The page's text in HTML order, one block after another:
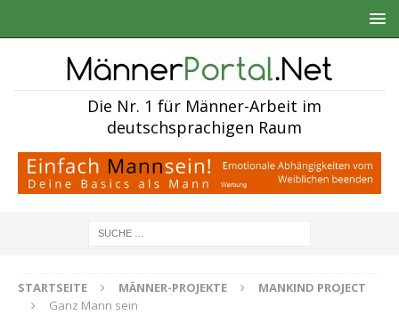
Die Nr. 1 für Männer-Arbeit im
deutschsprachigen Raum
STARTSEITE MÄNNER-PROJEKTE
MANKIND PROJECT
Ganz Mann sein